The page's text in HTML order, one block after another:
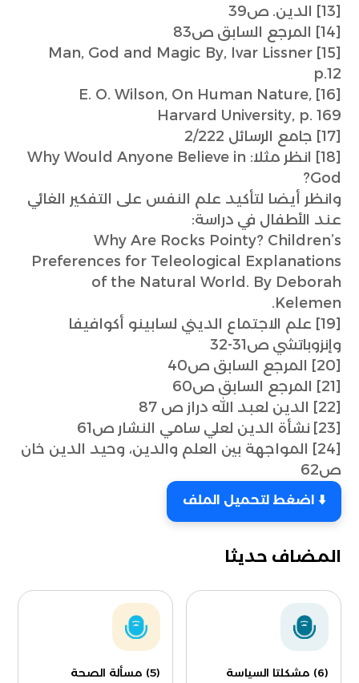
[13] الدين. ص39
[14] المرجع السابق ص83
[15] Man, God and Magic By, Ivar Lissner
p.12
[16] E. O. Wilson, On Human Nature,
Harvard University, p. 169
[17] جامع الرسائل 2/222
[18] انظر مثلا: Why Would Anyone Believe in
God?
وانظر أيضا لتأكيد علم النفس على التفكير الغائي
عند الأطفال في دراسة:
Why Are Rocks Pointy? Children’s
Preferences for Teleological Explanations
of the Natural World. By Deborah
Kelemen.
[19] علم الاجتماع الديني لسابينو أكوافيفا
وإنزوباتشي ص31-32
[20] المرجع السابق ص40
[21] المرجع السابق ص60
[22] الدين لعبد الله دراز ص 87
[23] نشأة الدين لعلي سامي النشار ص61
[24] المواجهة بين العلم والدين، وحيد الدين خان
ص62
⬇️ اضغط لتحميل الملف
المضاف حديثا
(6) مشكلتا السياسة
(5) مسألة الصحة